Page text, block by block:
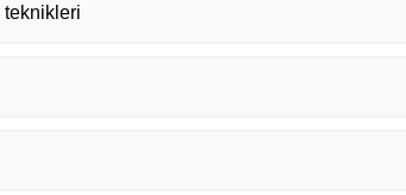
teknikleri